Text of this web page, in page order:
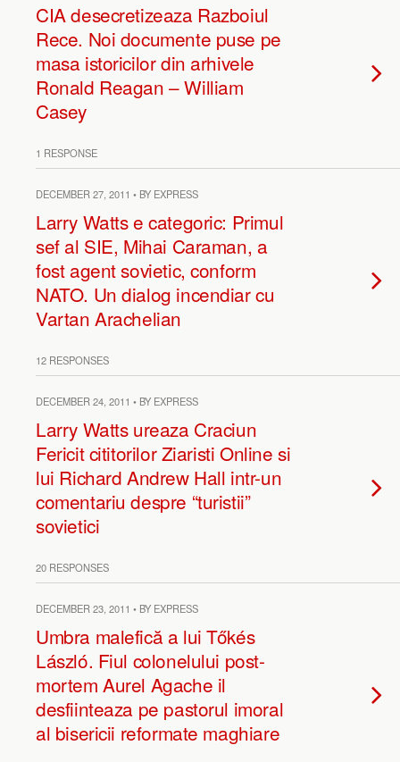
CIA desecretizeaza Razboiul
Rece. Noi documente puse pe
masa istoricilor din arhivele
Ronald Reagan – William
Casey
1 RESPONSE
DECEMBER 27, 2011 • BY EXPRESS
Larry Watts e categoric: Primul
sef al SIE, Mihai Caraman, a
fost agent sovietic, conform
NATO. Un dialog incendiar cu
Vartan Arachelian
12 RESPONSES
DECEMBER 24, 2011 • BY EXPRESS
Larry Watts ureaza Craciun
Fericit cititorilor Ziaristi Online si
lui Richard Andrew Hall intr-un
comentariu despre “turistii”
sovietici
20 RESPONSES
DECEMBER 23, 2011 • BY EXPRESS
Umbra malefică a lui Tőkés
László. Fiul colonelului post-
mortem Aurel Agache il
desfiinteaza pe pastorul imoral
al bisericii reformate maghiare